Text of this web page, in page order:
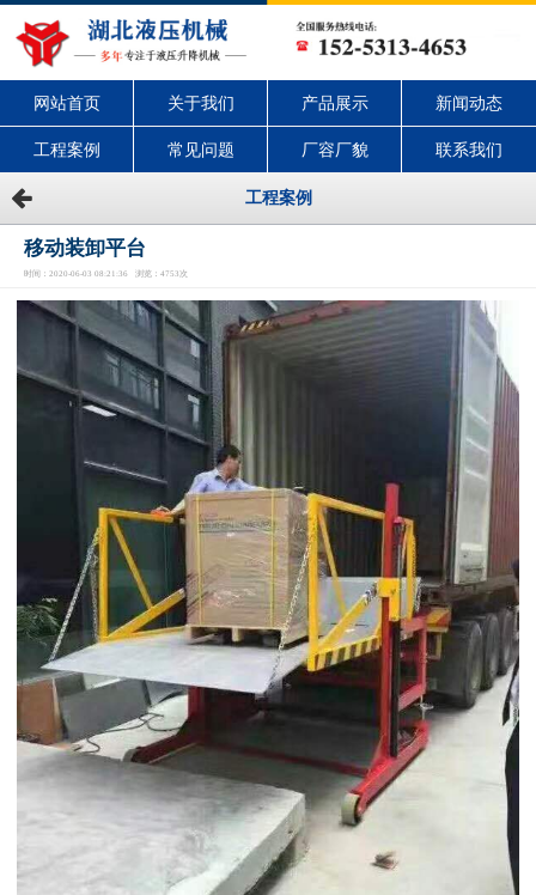
网站首页 关于我们 产品展示 新闻动态
工程案例 常见问题 厂容厂貌 联系我们
工程案例
移动装卸平台
时间：2020-06-03 08:21:36 浏览：4753次